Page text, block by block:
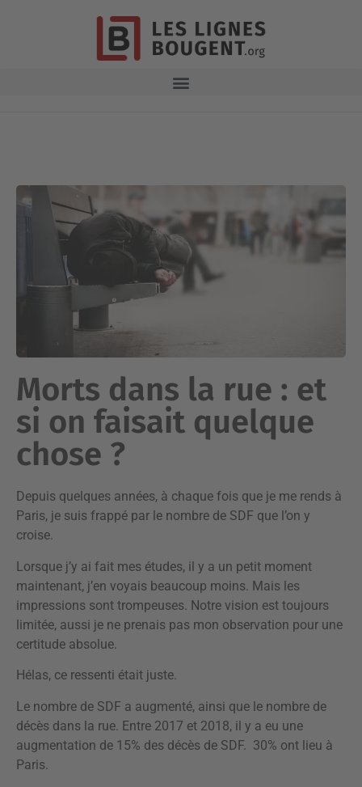
Morts dans la rue : et
si on faisait quelque
chose ?
Depuis quelques années, à chaque fois que je me rends à
Paris, je suis frappé par le nombre de SDF que l’on y
croise.
Lorsque j’y ai fait mes études, il y a un petit moment
maintenant, j’en voyais beaucoup moins. Mais les
impressions sont trompeuses. Notre vision est toujours
limitée, aussi je ne prenais pas mon observation pour une
certitude absolue.
Hélas, ce ressenti était juste.
Le nombre de SDF a augmenté, ainsi que le nombre de
décès dans la rue. Entre 2017 et 2018, il y a eu une
augmentation de 15% des décès de SDF. 30% ont lieu à
Paris.